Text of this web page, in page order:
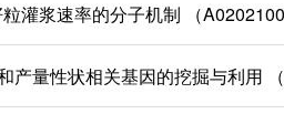
灌浆速率的分子机制 （
产量性状相关基因的挖掘与利用